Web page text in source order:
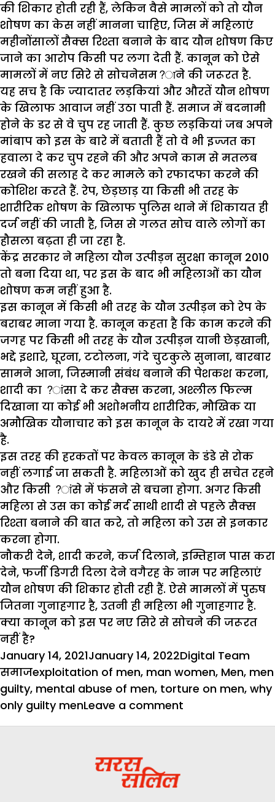
की शिकार होती रही हैं, लेकिन वैसे मामलों को तो यौन
शोषण का केस नहीं मानना चाहिए, जिस में महिलाएं
महीनोंसालों सैक्स रिश्ता बनाने के बाद यौन शोषण किए
जाने का आरोप किसी पर लगा देती हैं. कानून को ऐसे
मामलों में नए सिरे से सोचनेसम?ाने की जरूरत है.
यह सच है कि ज्यादातर लड़कियां और औरतें यौन शोषण
के खिलाफ आवाज नहीं उठा पाती हैं. समाज में बदनामी
होने के डर से वे चुप रह जाती हैं. कुछ लड़कियां जब अपने
मांबाप को इस के बारे में बताती हैं तो वे भी इज्जत का
हवाला दे कर चुप रहने की और अपने काम से मतलब
रखने की सलाह दे कर मामले को रफादफा करने की
कोशिश करते हैं. रेप, छेड़छाड़ या किसी भी तरह के
शारीरिक शोषण के खिलाफ पुलिस थाने में शिकायत ही
दर्ज नहीं की जाती है, जिस से गलत सोच वाले लोगों का
हौसला बढ़ता ही जा रहा है.
केंद्र सरकार ने महिला यौन उत्पीड़न सुरक्षा कानून 2010
तो बना दिया था, पर इस के बाद भी महिलाओं का यौन
शोषण कम नहीं हुआ है.
इस कानून में किसी भी तरह के यौन उत्पीड़न को रेप के
बराबर माना गया है. कानून कहता है कि काम करने की
जगह पर किसी भी तरह के यौन उत्पीड़न यानी छेड़खानी,
भद्दे इशारे, घूरना, टटोलना, गंदे चुटकुले सुनाना, बारबार
सामने आना, जिस्मानी संबंध बनाने की पेशकश करना,
शादी का ?ांसा दे कर सैक्स करना, अश्लील फिल्म
दिखाना या कोई भी अशोभनीय शारीरिक, मौखिक या
अमौखिक यौनाचार को इस कानून के दायरे में रखा गया
है.
इस तरह की हरकतों पर केवल कानून के डंडे से रोक
नहीं लगाई जा सकती है. महिलाओं को खुद ही सचेत रहने
और किसी ?ांसे में फंसने से बचना होगा. अगर किसी
महिला से उस का कोई मर्द साथी शादी से पहले सैक्स
रिश्ता बनाने की बात करे, तो महिला को उस से इनकार
करना होगा.
नौकरी देने, शादी करने, कर्ज दिलाने, इम्तिहान पास करा
देने, फर्जी डिगरी दिला देने वगैरह के नाम पर महिलाएं
यौन शोषण की शिकार होती रही हैं. ऐसे मामलों में पुरुष
जितना गुनाहगार है, उतनी ही महिला भी गुनाहगार है.
क्या कानून को इस पर नए सिरे से सोचने की जरूरत
नहीं है?
Posted
on
January 14, 2021January 14, 2022Author
Digital Team
समाजTags
exploitation of men, man women, Men, men
guilty, mental abuse of men, torture on men, why
only guilty menLeave a comment